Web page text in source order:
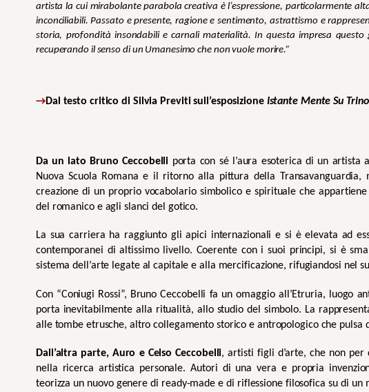
artista la cui mirabolante parabola creativa è l’espressione, particolarmente
inconciliabili. Passato e presente, ragione e sentimento, astrattismo e
storia, profondità insondabili e carnali materialità. In questa impresa questo
recuperando il senso di un Umanesimo che non vuole morire.”
→Dal testo critico di Silvia Previti sull’esposizione Istante Mente Su Trino
Da un lato Bruno Ceccobelli porta con sé l’aura esoterica di un artista
Nuova Scuola Romana e il ritorno alla pittura della
creazione di un proprio vocabolario simbolico e spirituale che
del romanico e agli slanci del gotico.
La sua carriera ha raggiunto gli apici internazionali e si è elevata ad
contemporanei di altissimo livello. Coerente con i suoi principi, si è
sistema dell’arte legate al capitale e alla mercificazione, rifugiandosi nel
Con “Coniugi Rossi”, Bruno Ceccobelli fa un omaggio all’Etruria, luogo
porta inevitabilmente alla ritualità, allo studio del simbolo. La
alle tombe etrusche, altro collegamento storico e antropologico che pulsa
Dall’altra parte, Auro e Celso Ceccobelli, artisti figli d’arte, che non per
nella ricerca artistica personale. Autori di una vera e propria
teorizza un nuovo genere di ready-made e di riflessione filosofica su di